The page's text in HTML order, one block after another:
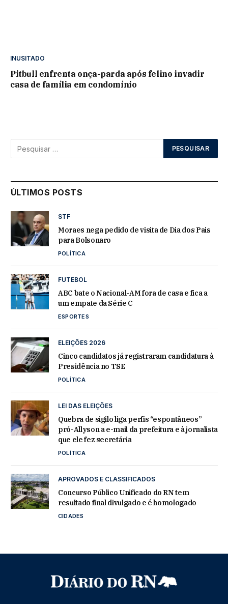
INUSITADO
Pitbull enfrenta onça-parda após felino invadir
casa de família em condomínio
ÚLTIMOS POSTS
STF
Moraes nega pedido de visita de Dia dos Pais
para Bolsonaro
POLÍTICA
FUTEBOL
ABC bate o Nacional-AM fora de casa e fica a
um empate da Série C
ESPORTES
ELEIÇÕES 2026
Cinco candidatos já registraram candidatura à
Presidência no TSE
POLÍTICA
LEI DAS ELEIÇÕES
Quebra de sigilo liga perfis “espontâneos”
pró-Allyson a e-mail da prefeitura e à jornalista
que ele fez secretária
POLÍTICA
APROVADOS E CLASSIFICADOS
Concurso Público Unificado do RN tem
resultado final divulgado e é homologado
CIDADES